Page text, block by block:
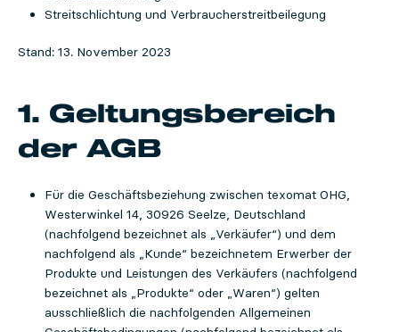
Streitschlichtung und Verbraucherstreitbeilegung
Stand: 13. November 2023
1. Geltungsbereich
der AGB
Für die Geschäftsbeziehung zwischen texomat OHG,
Westerwinkel 14, 30926 Seelze, Deutschland
(nachfolgend bezeichnet als „Verkäufer“) und dem
nachfolgend als „Kunde“ bezeichnetem Erwerber der
Produkte und Leistungen des Verkäufers (nachfolgend
bezeichnet als „Produkte“ oder „Waren“) gelten
ausschließlich die nachfolgenden Allgemeinen